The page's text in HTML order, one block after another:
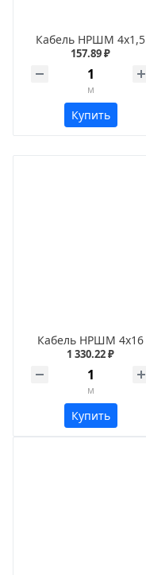
Кабель НРШМ 4х1,5
157.89 ₽
м
Купить
Кабель НРШМ 4х16
1 330.22 ₽
м
Купить